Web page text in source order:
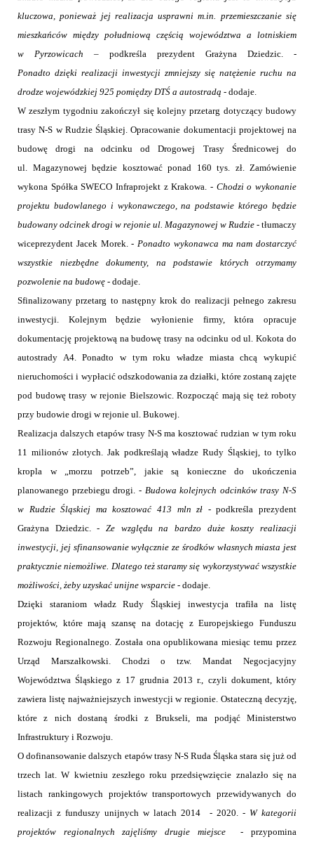
kluczowa, ponieważ jej realizacja usprawni m.in. przemieszczanie się
mieszkańców między południową częścią województwa a lotniskiem
w Pyrzowicach – podkreśla prezydent Grażyna Dziedzic. -
Ponadto dzięki realizacji inwestycji zmniejszy się natężenie ruchu na
drodze wojewódzkiej 925 pomiędzy DTŚ a autostradą - dodaje.
W zeszłym tygodniu zakończył się kolejny przetarg dotyczący budowy
trasy N-S w Rudzie Śląskiej. Opracowanie dokumentacji projektowej na
budowę drogi na odcinku od Drogowej Trasy Średnicowej do
ul. Magazynowej będzie kosztować ponad 160 tys. zł. Zamówienie
wykona Spółka SWECO Infraprojekt z Krakowa. - Chodzi o wykonanie
projektu budowlanego i wykonawczego, na podstawie którego będzie
budowany odcinek drogi w rejonie ul. Magazynowej w Rudzie - tłumaczy
wiceprezydent Jacek Morek. - Ponadto wykonawca ma nam dostarczyć
wszystkie niezbędne dokumenty, na podstawie których otrzymamy
pozwolenie na budowę - dodaje.
Sfinalizowany przetarg to następny krok do realizacji pełnego zakresu
inwestycji. Kolejnym będzie wyłonienie firmy, która opracuje
dokumentację projektową na budowę trasy na odcinku od ul. Kokota do
autostrady A4. Ponadto w tym roku władze miasta chcą wykupić
nieruchomości i wypłacić odszkodowania za działki, które zostaną zajęte
pod budowę trasy w rejonie Bielszowic. Rozpocząć mają się też roboty
przy budowie drogi w rejonie ul. Bukowej.
Realizacja dalszych etapów trasy N-S ma kosztować rudzian w tym roku
11 milionów złotych. Jak podkreślają władze Rudy Śląskiej, to tylko
kropla w „morzu potrzeb”, jakie są konieczne do ukończenia
planowanego przebiegu drogi. - Budowa kolejnych odcinków trasy N-S
w Rudzie Śląskiej ma kosztować 413 mln zł - podkreśla prezydent
Grażyna Dziedzic. - Ze względu na bardzo duże koszty realizacji
inwestycji, jej sfinansowanie wyłącznie ze środków własnych miasta jest
praktycznie niemożliwe. Dlatego też staramy się wykorzystywać wszystkie
możliwości, żeby uzyskać unijne wsparcie - dodaje.
Dzięki staraniom władz Rudy Śląskiej inwestycja trafiła na listę
projektów, które mają szansę na dotację z Europejskiego Funduszu
Rozwoju Regionalnego. Została ona opublikowana miesiąc temu przez
Urząd Marszałkowski. Chodzi o tzw. Mandat Negocjacyjny
Województwa Śląskiego z 17 grudnia 2013 r., czyli dokument, który
zawiera listę najważniejszych inwestycji w regionie. Ostateczną decyzję,
które z nich dostaną środki z Brukseli, ma podjąć Ministerstwo
Infrastruktury i Rozwoju.
O dofinansowanie dalszych etapów trasy N-S Ruda Śląska stara się już od
trzech lat. W kwietniu zeszłego roku przedsięwzięcie znalazło się na
listach rankingowych projektów transportowych przewidywanych do
realizacji z funduszy unijnych w latach 2014
- 2020. - W kategorii
projektów regionalnych zajęliśmy drugie miejsce
- przypomina